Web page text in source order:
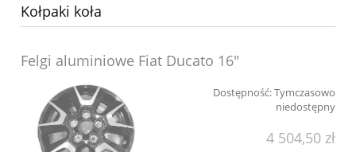
Kołpaki koła
Felgi aluminiowe Fiat Ducato 16"
Dostępność:Tymczasowo
niedostępny
4 504,50 zł